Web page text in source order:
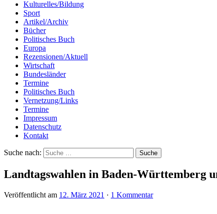
Kulturelles/Bildung
Sport
Artikel/Archiv
Bücher
Politisches Buch
Europa
Rezensionen/Aktuell
Wirtschaft
Bundesländer
Termine
Politisches Buch
Vernetzung/Links
Termine
Impressum
Datenschutz
Kontakt
Suche nach:
Landtagswahlen in Baden-Württemberg
Veröffentlicht am 12. März 2021 · 1 Kommentar